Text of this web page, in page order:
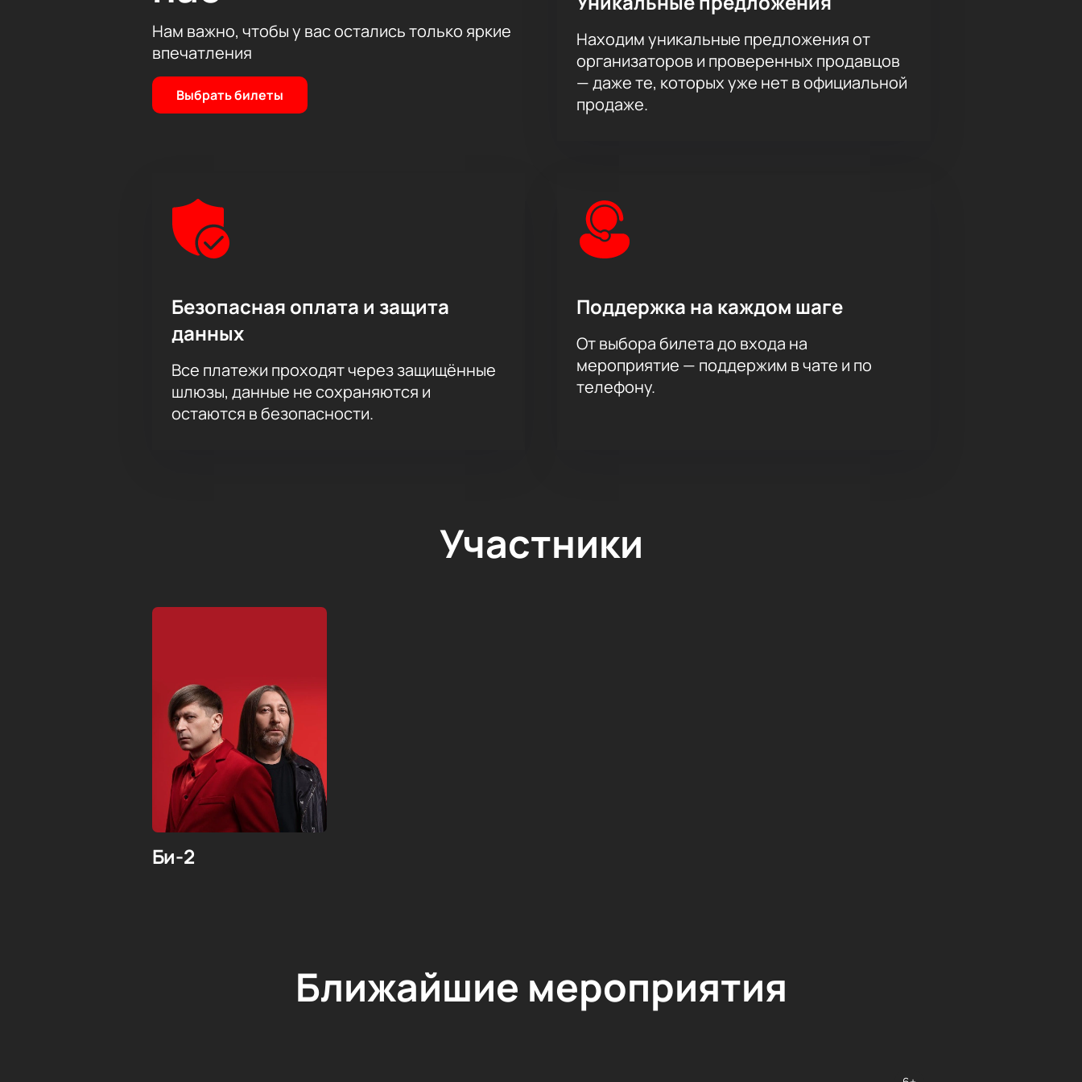
Нам важно, чтобы у вас остались только яркие
впечатления
Выбрать билеты
Находим уникальные предложения от
организаторов и проверенных продавцов
— даже те, которых уже нет в официальной
продаже.
Безопасная оплата и защита
данных
Все платежи проходят через защищённые
шлюзы, данные не сохраняются и
остаются в безопасности.
Поддержка на каждом шаге
От выбора билета до входа на
мероприятие — поддержим в чате и по
телефону.
Участники
Би-2
Ближайшие мероприятия